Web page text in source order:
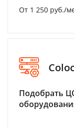
От 1 250 руб./
Подобрать